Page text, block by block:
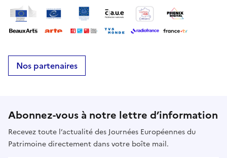
Nos partenaires
Abonnez-vous à notre lettre d’information
Recevez toute l’actualité des Journées Européennes du
Patrimoine directement dans votre boîte mail.